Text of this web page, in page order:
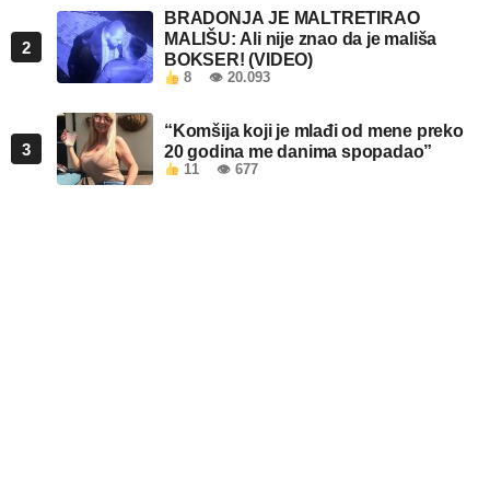
2
BRADONJA JE MALTRETIRAO
MALIŠU: Ali nije znao da je mališa
BOKSER! (VIDEO)
8 👁 20.093
3
“Komšija koji je mlađi od mene preko
20 godina me danima spopadao”
11 👁 677